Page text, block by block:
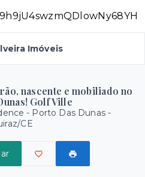
Imóveis
nascente e mobiliado no
Golf Ville
- Porto Das Dunas -
CE